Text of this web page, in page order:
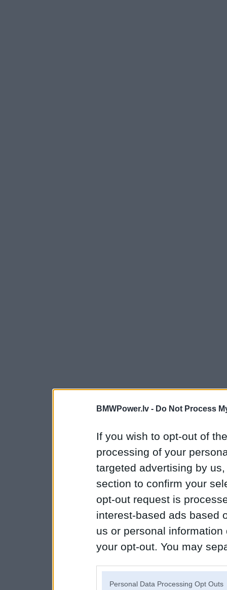
BMWPower.lv - Do Not Process
If you wish to opt-out of
processing of your
targeted advertising by
section to confirm your
opt-out request is
interest-based ads based
us or personal
your opt-out. You may
Personal Data Processing Opt Outs